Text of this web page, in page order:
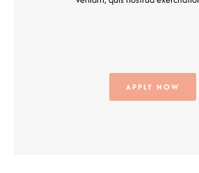
APPLY NOW